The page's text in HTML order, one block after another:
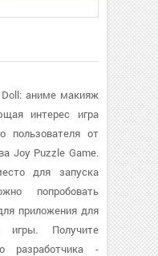
аниме макияж
интерес игра
пользователя от
Joy Puzzle Game.
для запуска
попробовать
приложения для
игры. Получите
разработчика -